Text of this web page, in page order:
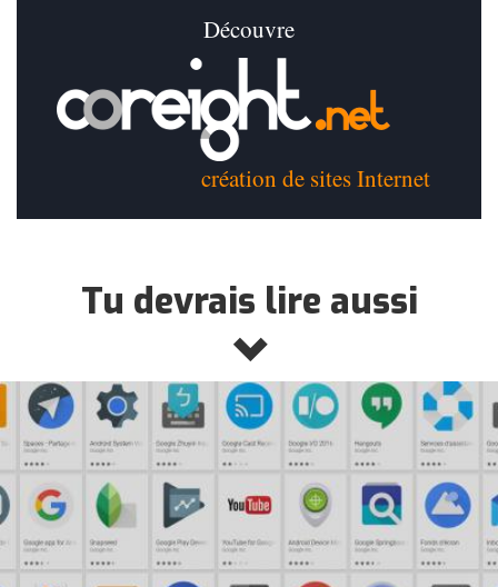
Découvre
création de sites Internet
Tu devrais lire aussi